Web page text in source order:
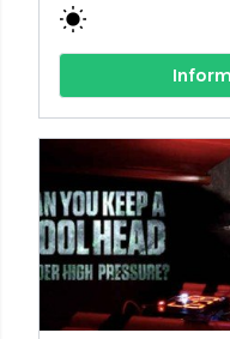
wb_sunny